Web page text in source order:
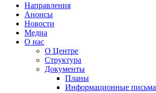
Направления
Анонсы
Новости
Медиа
О нас
О Центре
Структура
Документы
Планы
Информационные письма